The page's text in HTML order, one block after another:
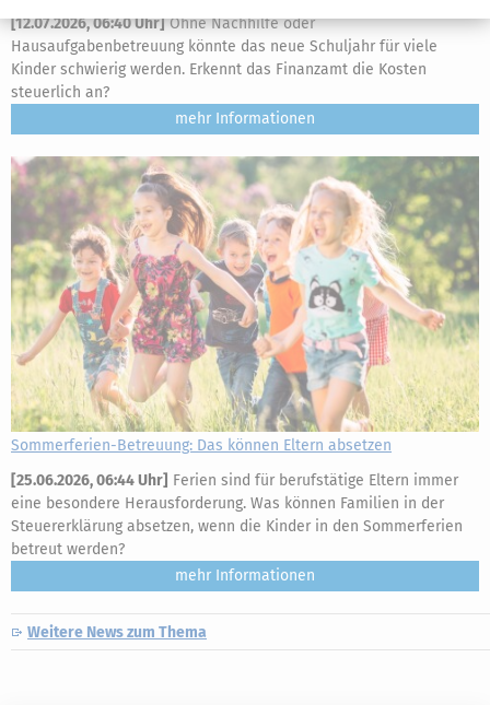
[12.07.2026, 06:40 Uhr]Ohne Nachhilfe oder
Hausaufgabenbetreuung könnte das neue Schuljahr für viele
Kinder schwierig werden. Erkennt das Finanzamt die Kosten
steuerlich an?
mehr
Sommerferien-Betreuung: Das können Eltern absetzen
[25.06.2026, 06:44 Uhr] Ferien sind für berufstätige Eltern immer
eine besondere Herausforderung. Was können Familien in der
Steuererklärung absetzen, wenn die Kinder in den Sommerferien
betreut werden?
mehr
Weitere News zum Thema